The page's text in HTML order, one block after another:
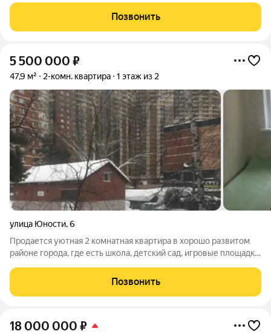
комнаты, просторная совмещенная кухня-гостиная и
отдельная прихожая. В комнатах
Позвонить
5 500 000 ₽
47,9 м² 2-комн. квартира 1 этаж из 2
улица Юности,6
Продается уютная 2 комнатная квартира в хорошо развитом
районе города, где есть школа, детский сад, игровые площадки,
косметический ремонт. На стенах обои, на полу ленолеум.
Санузел совмещенный,
Позвонить
18 000 000 ₽